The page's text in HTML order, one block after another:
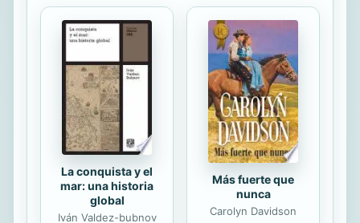
están realizadas por instructores de
la Asociación Japonesa de Kárate
(JKA).
La conquista y el
mar: una historia
global
Iván Valdez-bubnov
Más fuerte que
nunca
Carolyn Davidson